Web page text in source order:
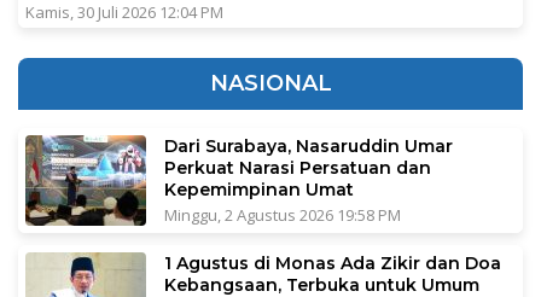
Kamis, 30 Juli 2026 12:04 PM
NASIONAL
Dari Surabaya, Nasaruddin Umar
Perkuat Narasi Persatuan dan
Kepemimpinan Umat
Minggu, 2 Agustus 2026 19:58 PM
1 Agustus di Monas Ada Zikir dan Doa
Kebangsaan, Terbuka untuk Umum